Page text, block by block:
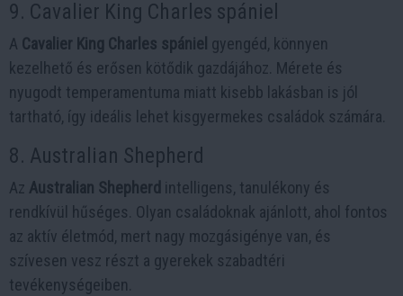
9. Cavalier King Charles spániel
A Cavalier King Charles spániel gyengéd, könnyen
kezelhető és erősen kötődik gazdájához. Mérete és
nyugodt temperamentuma miatt kisebb lakásban is jól
tartható, így ideális lehet kisgyermekes családok számára.
8. Australian Shepherd
Az Australian Shepherd intelligens, tanulékony és
rendkívül hűséges. Olyan családoknak ajánlott, ahol fontos
az aktív életmód, mert nagy mozgásigénye van, és
szívesen vesz részt a gyerekek szabadtéri
tevékenységeiben.